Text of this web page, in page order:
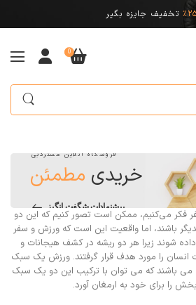
25% تخفیف جایزه بگیر
0
فروشگاه آنلاین مستردبی
خریدی مطمئن
پیشنهادات شگفت انگیز
می‌کنیم، ممکن است تصور کنیم که این دو
باشند، اما واقعیت این است که ورزش و سفر
داده شوند زیرا هر دو ریشه در کشف هیجانات و
انسان را مورد هدف قرار گرفتند. ورزش یک سبک
باشند که می توان با ترکیب این دو یک سبک
را برای خود به ارمغان آورد.